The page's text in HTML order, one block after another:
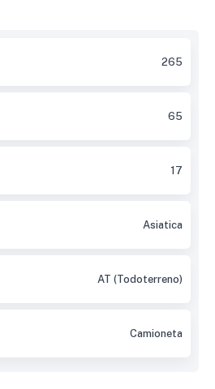
265
65
17
Asiatica
AT (Todoterreno)
Camioneta